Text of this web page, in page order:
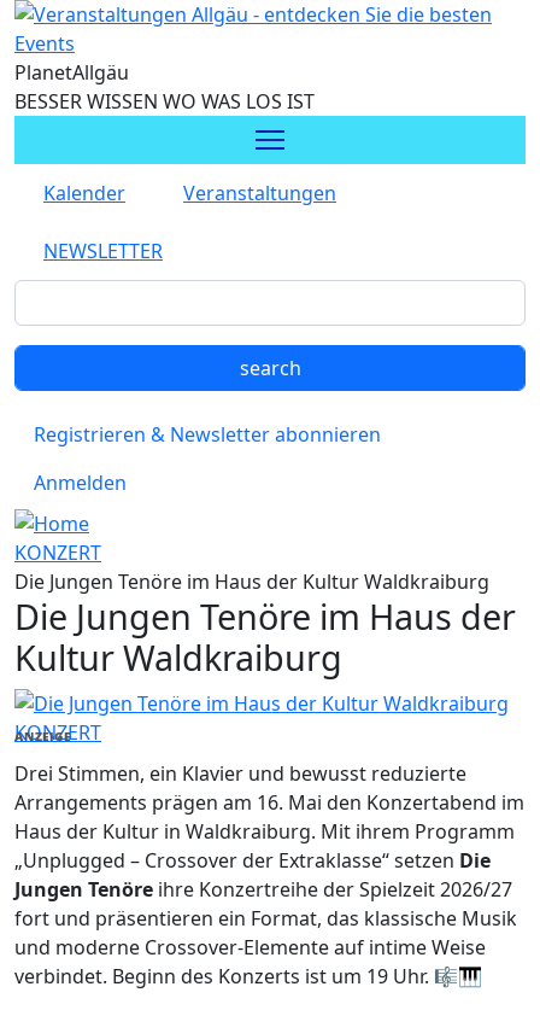
Direkt zum Inhalt
PlanetAllgäu
BESSER WISSEN WO WAS LOS IST
Kalender Veranstaltungen
NEWSLETTER
Registrieren & Newsletter abonnieren
Anmelden
KONZERT
Die Jungen Tenöre im Haus der Kultur Waldkraiburg
Die Jungen Tenöre im Haus der
Kultur Waldkraiburg
KONZERT
ANZEIGE
Drei Stimmen, ein Klavier und bewusst reduzierte
Arrangements prägen am 16. Mai den Konzertabend im
Haus der Kultur in Waldkraiburg. Mit ihrem Programm
„Unplugged – Crossover der Extraklasse“ setzen Die
Jungen Tenöre ihre Konzertreihe der Spielzeit 2026/27
fort und präsentieren ein Format, das klassische Musik
und moderne Crossover-Elemente auf intime Weise
verbindet. Beginn des Konzerts ist um 19 Uhr. 🎼🎹